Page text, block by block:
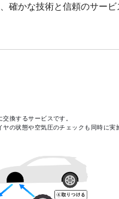
確かな技術と信頼のサー
換するサービスです。
の状態や空気圧のチェックも同時に実